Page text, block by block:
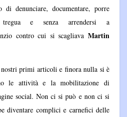
denunciare, documentare, porre
e senza arrendersi a
contro cui si scagliava Martin
primi articoli e finora nulla si è
le attività e la mobilitazione di
social. Non ci si può e non ci si
diventare complici e carnefici delle